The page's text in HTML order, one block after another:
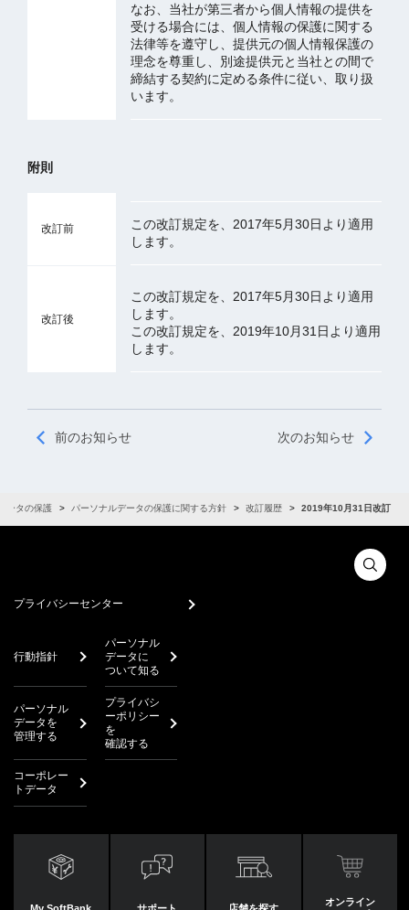
なお、当社が第三者から個人情報の提供を
受ける場合には、個人情報の保護に関する
法律等を遵守し、提供元の個⼈情報保護の
理念を尊重し、別途提供元と当社との間で
締結する契約に定める条件に従い、取り扱
います。
附則
改訂前
この改訂規定を、2017年5月30日より適用
します。
改訂後
この改訂規定を、2017年5月30日より適用
します。
この改訂規定を、2019年10月31日より適用
します。
前のお知らせ 次のお知らせ
ータの保護 パーソナルデータの保護に関する方針 改訂履歴 2019年10月31日改訂
プライバシーセンター
行動指針
パーソナル
データに
ついて知る
パーソナル
データを
管理する
プライバシ
ーポリシー
を
確認する
コーポレー
トデータ
My SoftBank サポート 店舗を探す
オンライン